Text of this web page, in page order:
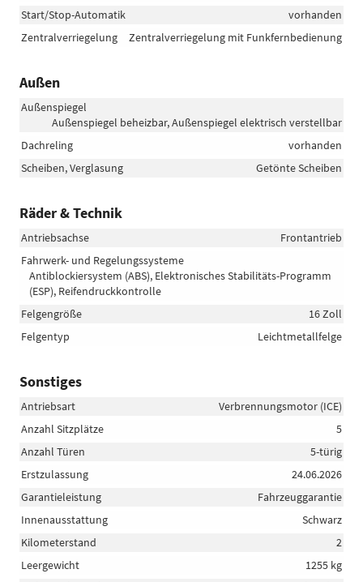
Start/Stop-Automatik
vorhanden
Zentralverriegelung
Zentralverriegelung mit Funkfernbedienung
Außen
Außenspiegel
Außenspiegel beheizbar, Außenspiegel elektrisch verstellbar
Dachreling
vorhanden
Scheiben, Verglasung
Getönte Scheiben
Räder & Technik
Antriebsachse
Frontantrieb
Fahrwerk- und Regelungssysteme
Antiblockiersystem (ABS), Elektronisches Stabilitäts-Programm
(ESP), Reifendruckkontrolle
Felgengröße
16 Zoll
Felgentyp
Leichtmetallfelge
Sonstiges
Antriebsart
Verbrennungsmotor (ICE)
Anzahl Sitzplätze
5
Anzahl Türen
5-türig
Erstzulassung
24.06.2026
Garantieleistung
Fahrzeuggarantie
Innenausstattung
Schwarz
Kilometerstand
2
Leergewicht
1255 kg